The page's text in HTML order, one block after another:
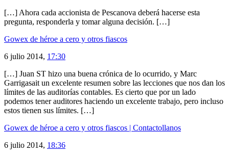
[…] Ahora cada accionista de Pescanova deberá hacerse esta
pregunta, responderla y tomar alguna decisión. […]
Gowex de héroe a cero y otros fiascos
6 julio 2014, 17:30
[…] Juan ST hizo una buena crónica de lo ocurrido, y Marc
Garrigasait un excelente resumen sobre las lecciones que nos dan los
límites de las auditorías contables. Es cierto que por un lado
podemos tener auditores haciendo un excelente trabajo, pero incluso
estos tienen sus límites. […]
Gowex de héroe a cero y otros fiascos | Contactollanos
6 julio 2014, 18:36